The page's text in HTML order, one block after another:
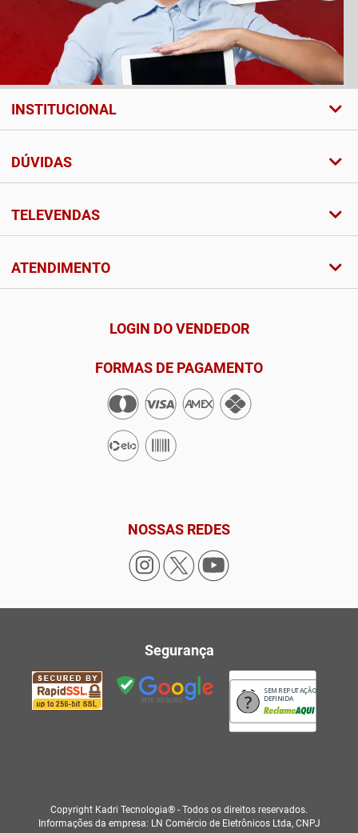
INSTITUCIONAL
DÚVIDAS
TELEVENDAS
ATENDIMENTO
LOGIN DO VENDEDOR
FORMAS DE PAGAMENTO
NOSSAS REDES
Segurança
SEM REPUTAÇÃO
DEFINIDA
Copyright Kadri Tecnologia® - Todos os direitos reservados.
Informações da empresa: LN Comércio de Eletrônicos Ltda, CNPJ